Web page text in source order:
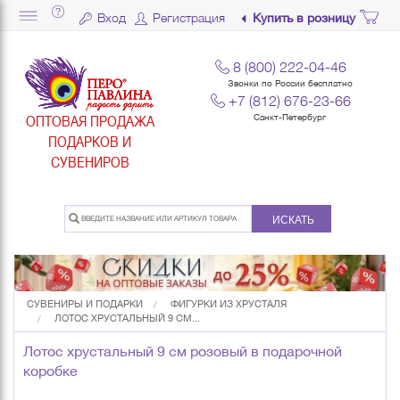
Вход Регистрация Купить в розницу
ОПТОВАЯ ПРОДАЖА
ПОДАРКОВ И
СУВЕНИРОВ
8 (800) 222-04-46
Звонки по России бесплатно
+7 (812) 676-23-66
Санкт-Петербург
ИСКАТЬ
СУВЕНИРЫ И ПОДАРКИ
ФИГУРКИ ИЗ ХРУСТАЛЯ
ЛОТОС ХРУСТАЛЬНЫЙ 9 СМ...
Лотос хрустальный 9 см розовый в подарочной
коробке